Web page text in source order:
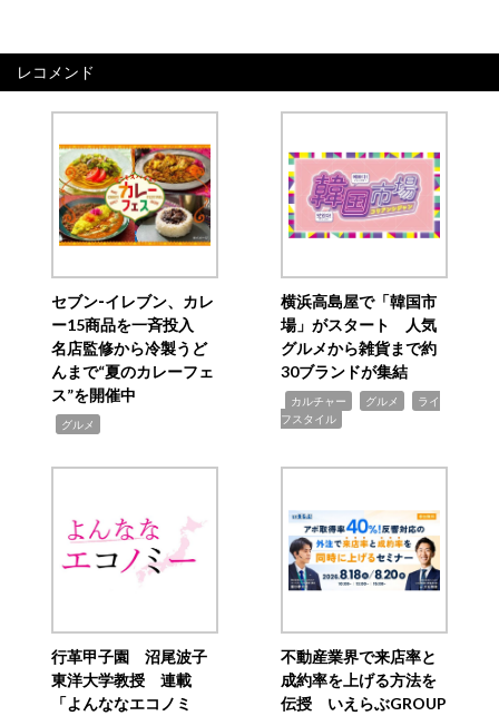
レコメンド
セブン‐イレブン、カレ
ー15商品を一斉投入
名店監修から冷製うど
んまで“夏のカレーフェ
ス”を開催中
グルメ
横浜高島屋で「韓国市
場」がスタート 人気
グルメから雑貨まで約
30ブランドが集結
カルチャー グルメ
ライ
フスタイル
行革甲子園 沼尾波子
東洋大学教授 連載
「よんななエコノミ
不動産業界で来店率と
成約率を上げる方法を
伝授 いえらぶGROUP